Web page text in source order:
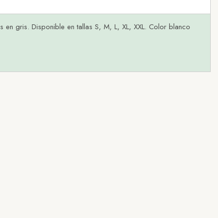
gris. Disponible en tallas S, M, L, XL, XXL. Color blanco